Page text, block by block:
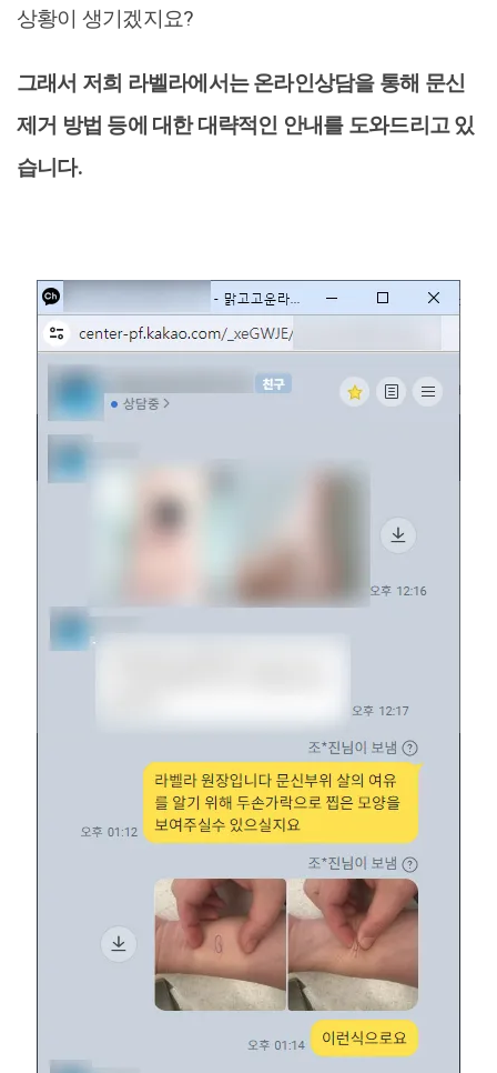
상황이 생기겠지요?
그래서 저희 라벨라에서는 온라인상담을 통해 문신
제거 방법 등에 대한 대략적인 안내를 도와드리고 있
습니다.